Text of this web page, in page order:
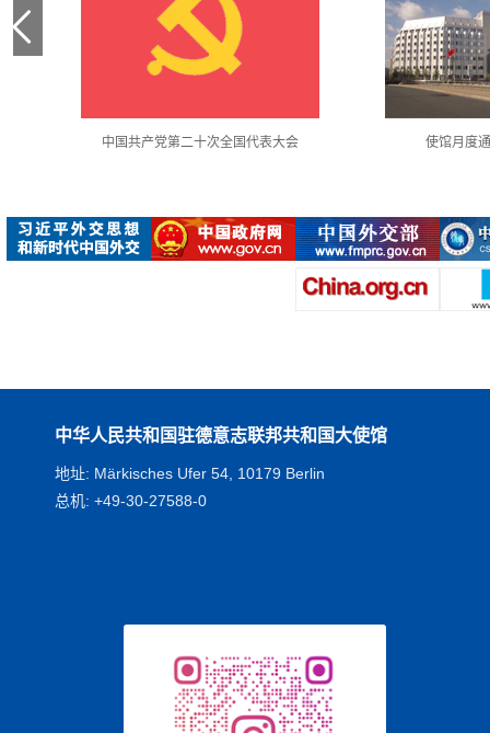
中国共产党第二十次全国代表大会 使馆月度
中华人民共和国驻德意志联邦共和国大使馆
地址: Märkisches Ufer 54, 10179 Berlin
总机: +49-30-27588-0